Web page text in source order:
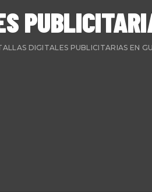
DIGITALES PUBLICITARIAS EN